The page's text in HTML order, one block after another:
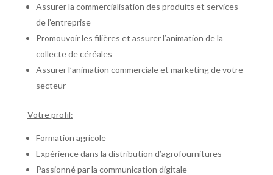
Assurer la commercialisation des produits et services
de l’entreprise
Promouvoir les filières et assurer l’animation de la
collecte de céréales
Assurer l’animation commerciale et marketing de votre
secteur
Votre profil:
Formation agricole
Expérience dans la distribution d’agrofournitures
Passionné par la communication digitale